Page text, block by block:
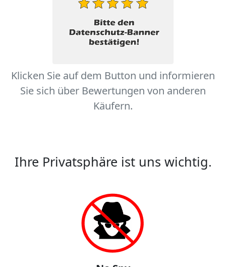
Klicken Sie auf dem Button und informieren
Sie sich über Bewertungen von anderen
Käufern.
Ihre Privatsphäre ist uns wichtig.